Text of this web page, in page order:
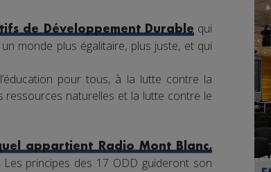
de Développement Durablequi
monde plus égalitaire, plus juste, et qui
pour tous, à la lutte contre la
ressources naturelles et la lutte contre le
appartient Radio Mont Blanc,
Les principes des 17 ODD guideront son